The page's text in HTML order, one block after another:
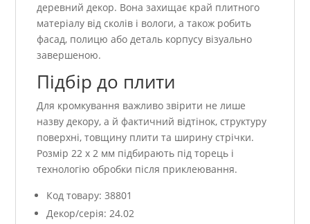
деревний декор. Вона захищає край плитного
матеріалу від сколів і вологи, а також робить
фасад, полицю або деталь корпусу візуально
завершеною.
Підбір до плити
Для кромкування важливо звірити не лише
назву декору, а й фактичний відтінок, структуру
поверхні, товщину плити та ширину стрічки.
Розмір 22 x 2 мм підбирають під торець і
технологію обробки після приклеювання.
Код товару: 38801
Декор/серія: 24.02